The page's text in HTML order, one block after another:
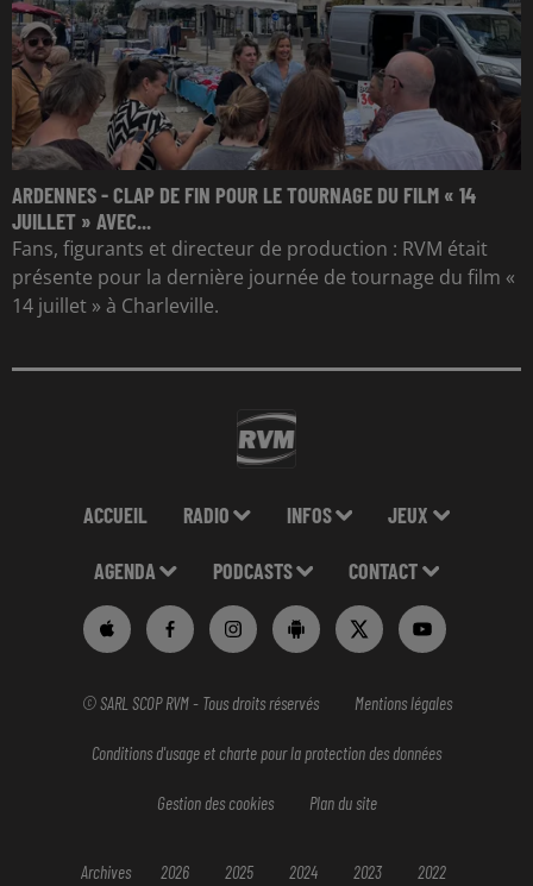
ARDENNES - CLAP DE FIN POUR LE TOURNAGE DU FILM « 14
JUILLET » AVEC...
Fans, figurants et directeur de production : RVM était
présente pour la dernière journée de tournage du film «
14 juillet » à Charleville.
ACCUEIL RADIO INFOS JEUX
AGENDA PODCASTS CONTACT
© SARL SCOP RVM - Tous droits réservés Mentions légales
Conditions d'usage et charte pour la protection des données
Gestion des cookies Plan du site
Archives 2026 2025 2024 2023 2022